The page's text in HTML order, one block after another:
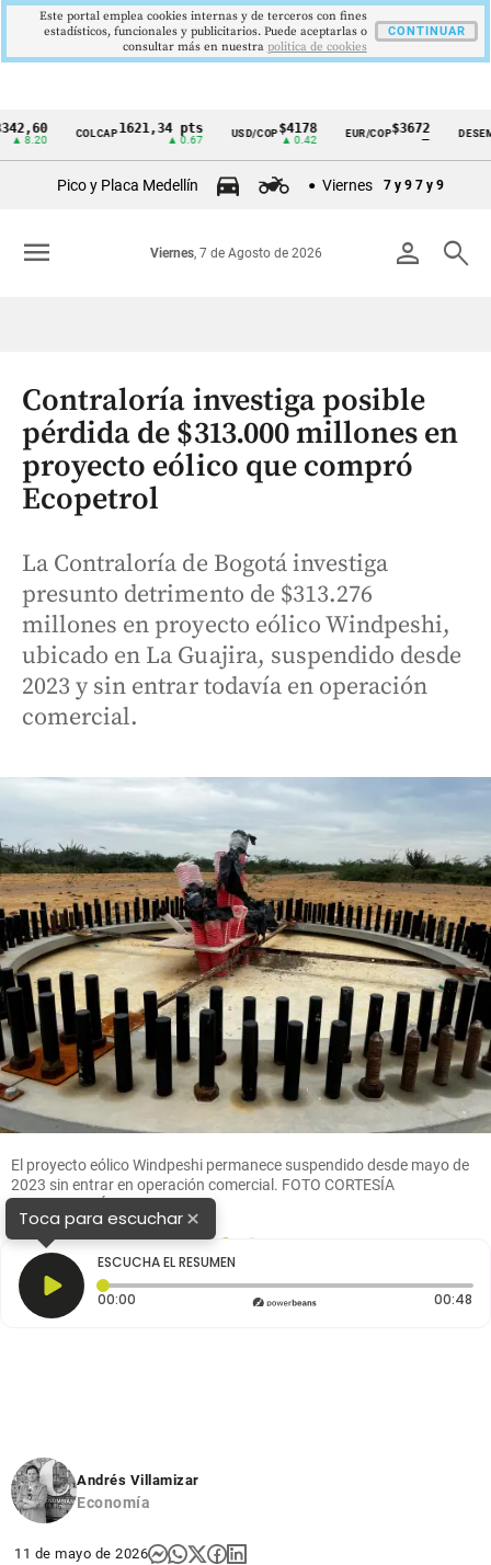
Cintillo
Colombia
COLCAP1621,34 pts USD/COP$4178
▲ 0.42
EUR/COP$3672
—
DESEMPLEO
Pico y Placa Medellín Viernes 7 y 9 7 y 9
person search
Viernes, 7 de Agosto de 2026
menu
Contraloría investiga posible
pérdida de $313.000 millones en
proyecto eólico que compró
Ecopetrol
La Contraloría de Bogotá investiga
presunto detrimento de $313.276
millones en proyecto eólico Windpeshi,
ubicado en La Guajira, suspendido desde
2023 y sin entrar todavía en operación
comercial.
El proyecto eólico Windpeshi permanece suspendido desde mayo de
2023 sin entrar en operación comercial. FOTO CORTESÍA
CONTRALORÍA
Toca para escuchar×
ESCUCHA EL RESUMEN
00:00 Tiempo transcurrido: 0 segundos 00:48
Andrés Villamizar
Economía
11 de mayo de 2026
Este portal emplea cookies internas y de terceros con fines
estadísticos, funcionales y publicitarios. Puede aceptarlas o
consultar más en nuestra politica de cookies
CONTINUAR